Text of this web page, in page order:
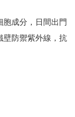
胞成分，日間出門
壁防禦紫外線，抗